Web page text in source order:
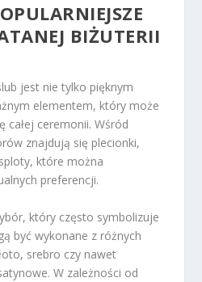
BIŻUTERII
jest nie tylko pięknym
elementem, który może
całej ceremonii. Wśród
znajdują się plecionki,
które można
preferencji.
który często symbolizuje
być wykonane z różnych
srebro czy nawet
W zależności od